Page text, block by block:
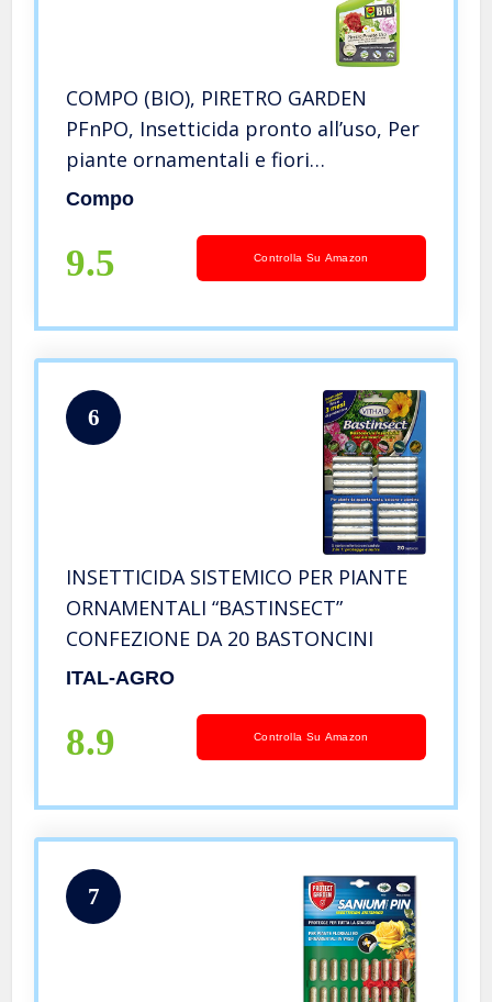
COMPO (BIO), PIRETRO GARDEN
PFnPO, Insetticida pronto all’uso, Per
piante ornamentali e fiori
d’appartamento, da giardino e da
biologica, 750 ml
Compo
9.5 Controlla Su Amazon
6
INSETTICIDA SISTEMICO PER PIANTE
ORNAMENTALI “BASTINSECT”
CONFEZIONE DA 20 BASTONCINI
ITAL-AGRO
8.9 Controlla Su Amazon
7